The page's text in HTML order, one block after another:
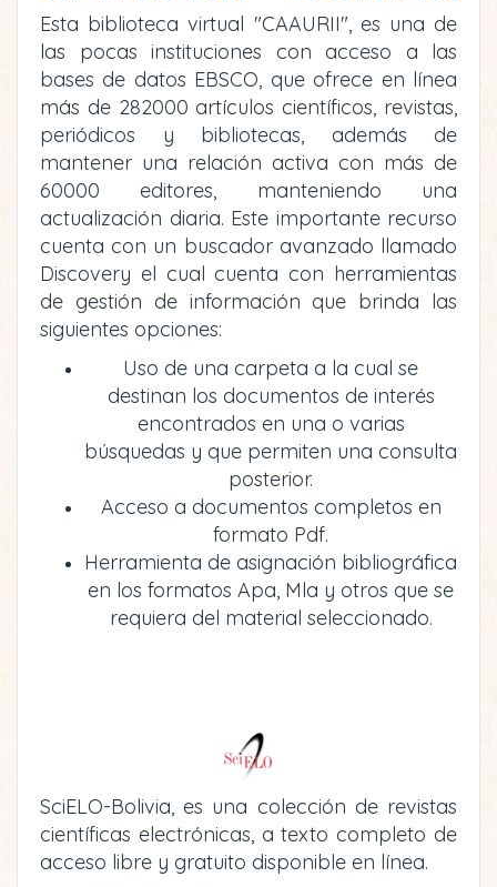
Esta biblioteca virtual "CAAURII", es una de
las pocas instituciones con acceso a las
bases de datos EBSCO, que ofrece en línea
más de 282000 artículos científicos, revistas,
periódicos y bibliotecas, además de
mantener una relación activa con más de
60000 editores, manteniendo una
actualización diaria. Este importante recurso
cuenta con un buscador avanzado llamado
Discovery el cual cuenta con herramientas
de gestión de información que brinda las
siguientes opciones:
Uso de una carpeta a la cual se
destinan los documentos de interés
encontrados en una o varias
búsquedas y que permiten una consulta
posterior.
Acceso a documentos completos en
formato Pdf.
Herramienta de asignación bibliográfica
en los formatos Apa, Mla y otros que se
requiera del material seleccionado.
SciELO-Bolivia, es una colección de revistas
científicas electrónicas, a texto completo de
acceso libre y gratuito disponible en línea.